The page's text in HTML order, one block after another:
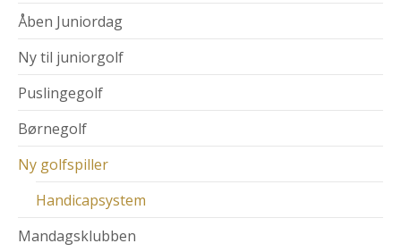
Åben Juniordag
Ny til juniorgolf
Puslingegolf
Børnegolf
Ny golfspiller
Handicapsystem
Mandagsklubben